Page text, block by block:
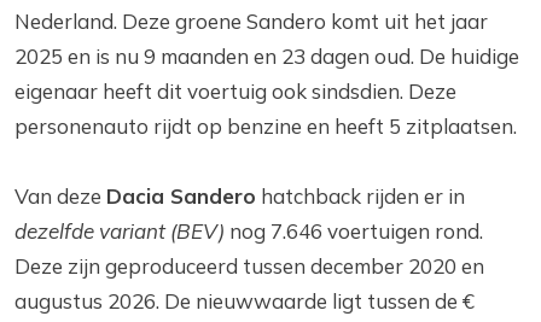
Nederland. Deze groene Sandero komt uit het jaar
2025 en is nu 9 maanden en 23 dagen oud. De huidige
eigenaar heeft dit voertuig ook sindsdien. Deze
personenauto rijdt op benzine en heeft 5 zitplaatsen.
Van deze Dacia Sandero hatchback rijden er in
dezelfde variant (BEV) nog 7.646 voertuigen rond.
Deze zijn geproduceerd tussen december 2020 en
augustus 2026. De nieuwwaarde ligt tussen de €